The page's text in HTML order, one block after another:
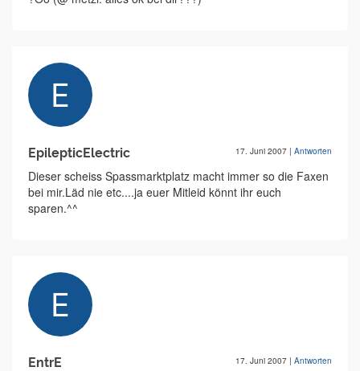
EpilepticElectric 17. Juni 2007 | Antworten
Dieser scheiss Spassmarktplatz macht immer so die Faxen
bei mir.Läd nie etc....ja euer Mitleid könnt ihr euch
sparen.^^
EntrE 17. Juni 2007 | Antworten